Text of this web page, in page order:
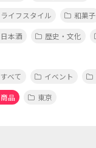
ライフスタイル
和菓子
日本酒
歴史・文化
すべて イベント
商品
東京